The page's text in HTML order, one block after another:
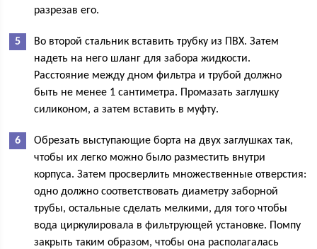
разрезав его.
Во второй стальник вставить трубку из ПВХ. Затем
надеть на него шланг для забора жидкости.
Расстояние между дном фильтра и трубой должно
быть не менее 1 сантиметра. Промазать заглушку
силиконом, а затем вставить в муфту.
Обрезать выступающие борта на двух заглушках так,
чтобы их легко можно было разместить внутри
корпуса. Затем просверлить множественные отверстия:
одно должно соответствовать диаметру заборной
трубы, остальные сделать мелкими, для того чтобы
вода циркулировала в фильтрующей установке. Помпу
закрыть таким образом, чтобы она располагалась